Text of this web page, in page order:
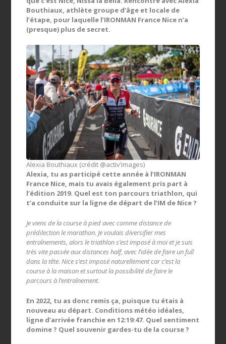
Bouthiaux, athlète groupe d’âge et locale de
l’étape, pour laquelle l’IRONMAN France Nice n’a
(presque) plus de secret.
Alexia Bouthiaux (crédit @activ’images)
Alexia, tu as participé cette année à l’IRONMAN
France Nice, mais tu avais également pris part à
l’édition 2019. Quel est ton parcours triathlon, qui
t’a conduite sur la ligne de départ de l’IM de Nice ?
Je viens de la course à pied avec comme distance de
prédilection le marathon. Je voulais diversifier mes
entraînements, alors le triathlon s’est imposé à moi et je suis
très vite passée aux distances half, avec l’idée de faire un full
dans la tête. Nice s’est imposé naturellement car c’est la
course à la maison et surtout la possibilité de faire le
parcours à l’entraînement.
En 2022, tu as donc remis ça, puisque tu étais à
nouveau au départ. Conditions météo idéales,
ligne d’arrivée franchie en 12:19:47. Quel sentiment
domine ? Quel souvenir gardes-tu de la course ?